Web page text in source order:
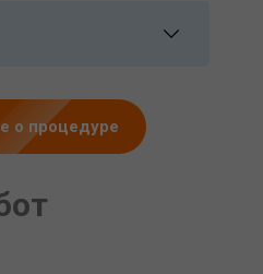
о процедуре